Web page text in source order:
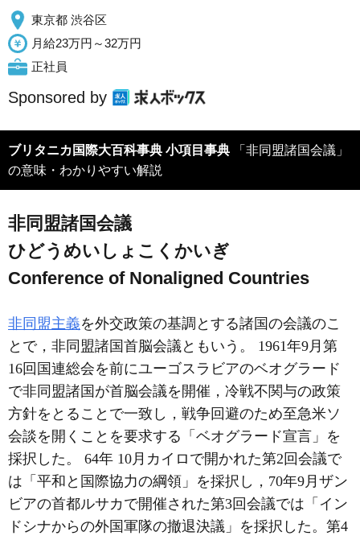
東京都 渋谷区
月給23万円～32万円
正社員
Sponsored by
ブリタニカ国際大百科事典 小項目事典 「非同盟諸国会議」
の意味・わかりやすい解説
非同盟諸国会議
ひどうめいしょこくかいぎ
Conference of Nonaligned Countries
非同盟主義を外交政策の基調とする諸国の会議のこ
とで，非同盟諸国首脳会議ともいう。 1961年9月第
16回国連総会を前にユーゴスラビアのベオグラード
で非同盟諸国が首脳会議を開催，冷戦不関与の政策
方針をとることで一致し，戦争回避のため至急米ソ
会談を開くことを要求する「ベオグラード宣言」を
採択した。 64年 10月カイロで開かれた第2回会議で
は「平和と国際協力の綱領」を採択し，70年9月ザン
ビアの首都ルサカで開催された第3回会議では「イン
ドシナからの外国軍隊の撤退決議」を採択した。第4